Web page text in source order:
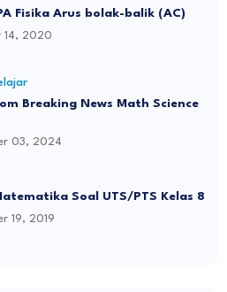
Fisika Arus bolak-balik (AC)
14, 2020
Breaking News Math Science
03, 2024
Soal UTS/PTS Kelas 8
19, 2019